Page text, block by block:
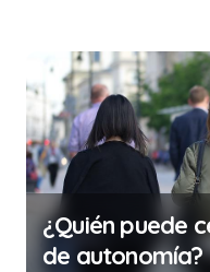
¿Quién puede
de autonomía?